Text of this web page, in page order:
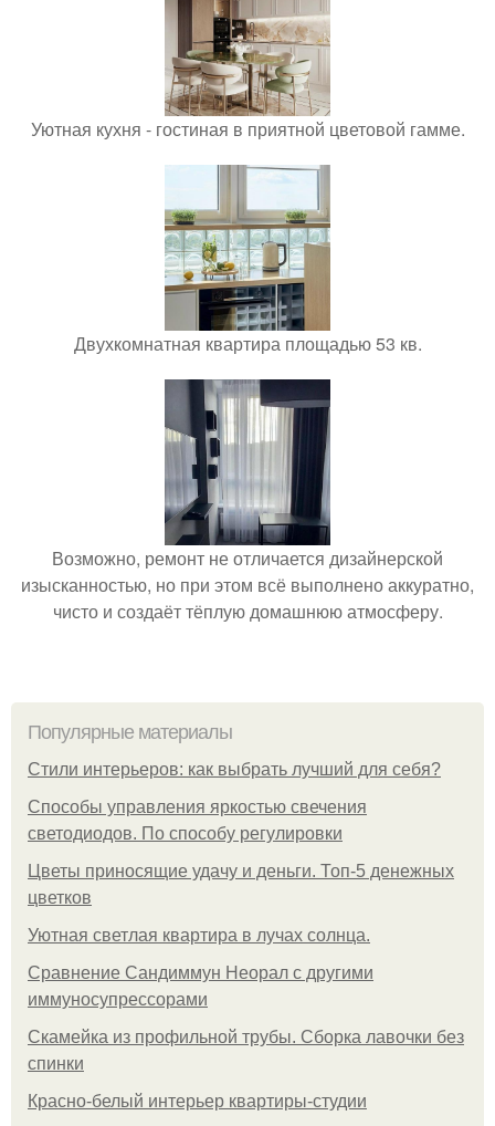
Уютная кухня - гостиная в приятной цветовой гамме.
Двухкомнатная квартира площадью 53 кв.
Возможно, ремонт не отличается дизайнерской
изысканностью, но при этом всё выполнено аккуратно,
чисто и создаёт тёплую домашнюю атмосферу.
Популярные материалы
Стили интерьеров: как выбрать лучший для себя?
Способы управления яркостью свечения
светодиодов. По способу регулировки
Цветы приносящие удачу и деньги. Топ-5 денежных
цветков
Уютная светлая квартира в лучах солнца.
Сравнение Сандиммун Неорал с другими
иммуносупрессорами
Скамейка из профильной трубы. Сборка лавочки без
спинки
Красно-белый интерьер квартиры-студии